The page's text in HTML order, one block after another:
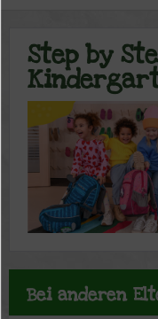
Step by
Bei anderen